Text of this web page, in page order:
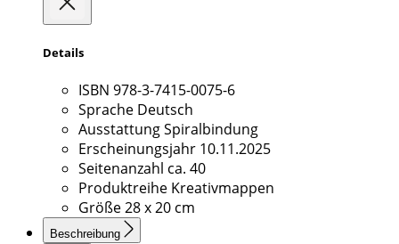
Details
ISBN 978-3-7415-0075-6
Sprache Deutsch
AusstattungSpiralbindung
Erscheinungsjahr 10.11.2025
Seitenanzahl ca. 40
Produktreihe Kreativmappen
Größe28 x 20 cm
Beschreibung